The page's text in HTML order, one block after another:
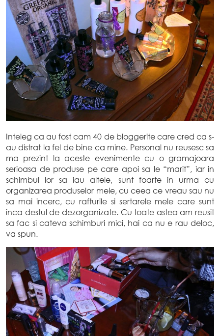
Inteleg ca au fost cam 40 de bloggerite care cred ca s-
au distrat la fel de bine ca mine. Personal nu reusesc sa
ma prezint la aceste evenimente cu o gramajoara
serioasa de produse pe care apoi sa le “marit”, iar in
schimbul lor sa iau altele, sunt foarte in urma cu
organizarea produselor mele, cu ceea ce vreau sau nu
sa mai incerc, cu rafturile si sertarele mele care sunt
inca destul de dezorganizate. Cu toate astea am reusit
sa fac si cateva schimburi mici, hai ca nu e rau deloc,
va spun.